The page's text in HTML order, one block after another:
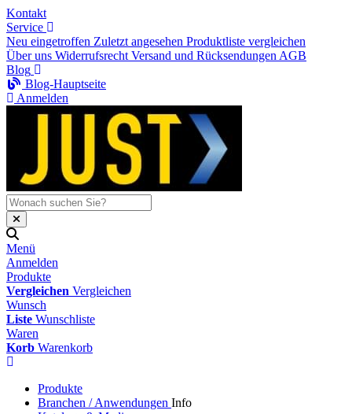
Kontakt
Service
Neu eingetroffen Zuletzt angesehen Produktliste vergleichen
Über uns Widerrufsrecht Versand und Rücksendungen AGB
Blog
Blog-Hauptseite
Anmelden
Menü
Anmelden
Produkte
Vergleichen Vergleichen
Wunsch
Liste Wunschliste
Waren
Korb Warenkorb
Produkte
Branchen / Anwendungen Info